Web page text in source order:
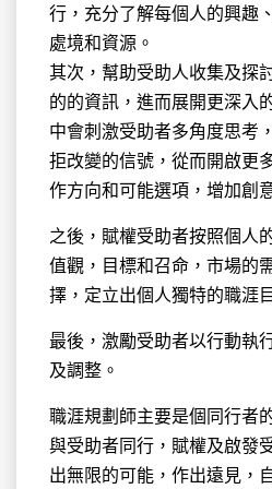
行，充分了解每個人的興趣
處境和資源。
其次，幫助受助人收集及探
的的資訊，進而展開更深入
中會刺激受助者多角度思考
拒改變的信號，從而開啟更
作方向和可能選項，增加創
之後，賦權受助者按照個人
值觀，目標和召命，市場的
擇，定立出個人獨特的職涯
最後，激勵受助者以行動執
及調整。
職涯規劃師主要是個同行者
與受助者同行，賦權及啟發
出無限的可能，作出遠見，